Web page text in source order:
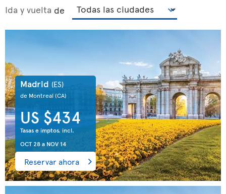
Ida y vuelta de
Madrid (ES)
de Montreal (CA)
US $434
Tasas e imptos. incl.
OCT 28a NOV 14
Reservar ahora